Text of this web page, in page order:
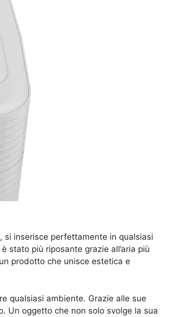
si inserisce perfettamente in qualsiasi
stato più riposante grazie all’aria più
prodotto che unisce estetica e
qualsiasi ambiente. Grazie alle sue
Un oggetto che non solo svolge la sua